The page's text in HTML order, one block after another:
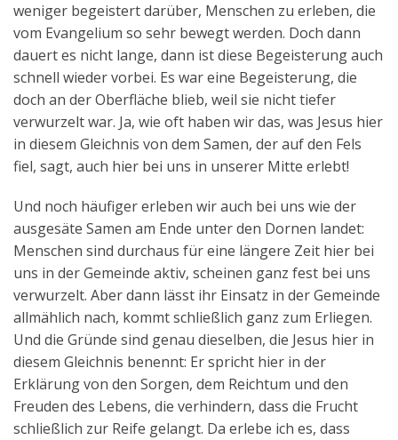
weniger begeistert darüber, Menschen zu erleben, die
vom Evangelium so sehr bewegt werden. Doch dann
dauert es nicht lange, dann ist diese Begeisterung auch
schnell wieder vorbei. Es war eine Begeisterung, die
doch an der Oberfläche blieb, weil sie nicht tiefer
verwurzelt war. Ja, wie oft haben wir das, was Jesus hier
in diesem Gleichnis von dem Samen, der auf den Fels
fiel, sagt, auch hier bei uns in unserer Mitte erlebt!
Und noch häufiger erleben wir auch bei uns wie der
ausgesäte Samen am Ende unter den Dornen landet:
Menschen sind durchaus für eine längere Zeit hier bei
uns in der Gemeinde aktiv, scheinen ganz fest bei uns
verwurzelt. Aber dann lässt ihr Einsatz in der Gemeinde
allmählich nach, kommt schließlich ganz zum Erliegen.
Und die Gründe sind genau dieselben, die Jesus hier in
diesem Gleichnis benennt: Er spricht hier in der
Erklärung von den Sorgen, dem Reichtum und den
Freuden des Lebens, die verhindern, dass die Frucht
schließlich zur Reife gelangt. Da erlebe ich es, dass